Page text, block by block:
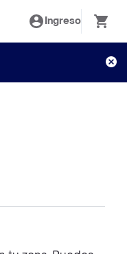
Ingreso